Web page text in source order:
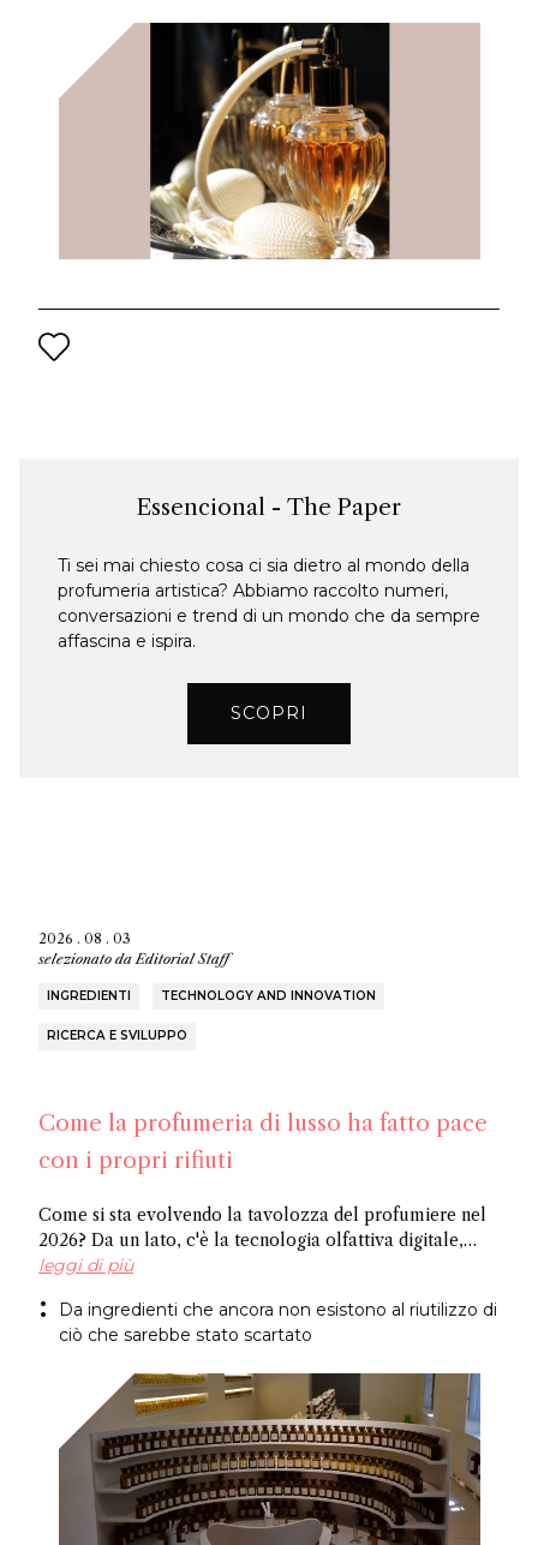
Essencional - The Paper
Ti sei mai chiesto cosa ci sia dietro al mondo della
profumeria artistica? Abbiamo raccolto numeri,
conversazioni e trend di un mondo che da sempre
affascina e ispira.
SCOPRI
2026 . 08 . 03
selezionato daEditorial Staff
INGREDIENTI TECHNOLOGY AND INNOVATION
RICERCA E SVILUPPO
Come la profumeria di lusso ha fatto pace
con i propri rifiuti
Come si sta evolvendo la tavolozza del profumiere nel
2026? Da un lato, c'è la tecnologia olfattiva digitale,
dove l'intelligenza artificiale identifica le molecole
ricavati da ciò che l'industria normalmente scarta.
Entrambi i metodi giungono allo stesso risultato: un
leggi di più
Da ingredienti che ancora non esistono al riutilizzo di
ciò che sarebbe stato scartato